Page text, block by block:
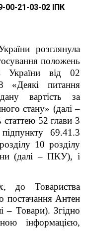
00-21-03-02 ІПК
розглянула
положень
України від 02
питання
вартість за
стану» (далі –
статтею 52 глави 3
69.41.3
10 розділу
(далі – ПКУ), і
, до Товариства
постачання Антен
– Товари). Згідно
інформацією,